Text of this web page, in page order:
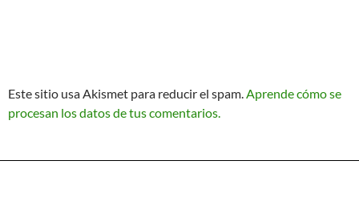
Este sitio usa Akismet para reducir el spam.Aprende cómo se
procesan los datos de tus comentarios.